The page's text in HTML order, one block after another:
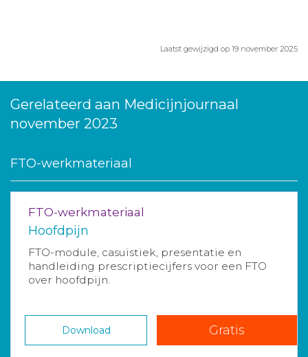
Laatst gewijzigd op 19 november 2025
Gerelateerd aan Medicijnjournaal
november 2023
FTO-werkmateriaal
FTO-werkmateriaal
Hoofdpijn
FTO-module, casuïstiek, presentatie en
handleiding prescriptiecijfers voor een FTO
over hoofdpijn.
Download Gratis